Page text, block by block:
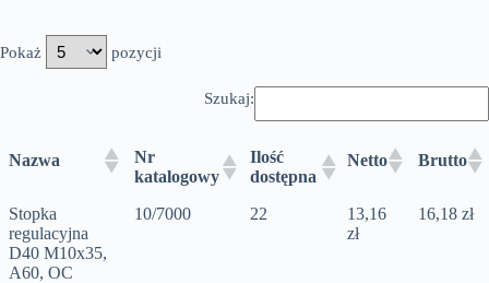
Pokaż pozycji
Szukaj:
Nazwa
Nr
katalogowy
Ilość
dostępna
Netto Brutto
Stopka
regulacyjna
D40 M10x35,
A60, OC
10/7000 22
13,16
zł
16,18 zł